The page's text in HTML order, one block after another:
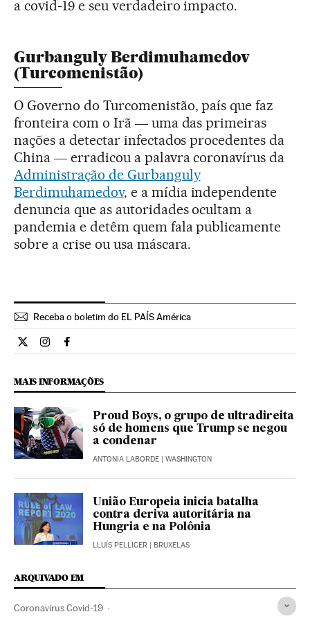
a covid-19 e seu verdadeiro impacto.
Gurbanguly Berdimuhamedov
(Turcomenistão)
O Governo do Turcomenistão, país que faz
fronteira com o Irã ― uma das primeiras
nações a detectar infectados procedentes da
China ― erradicou a palavra coronavírus da
Administração de Gurbanguly
Berdimuhamedov, e a mídia independente
denuncia que as autoridades ocultam a
pandemia e detêm quem fala publicamente
sobre a crise ou usa máscara.
Receba o boletim do EL PAÍS América
Internacional El País Brasil en Twitter
Internacional El País Brasil en Instagram
Internacional El País Brasil en Facebook
MAIS INFORMAÇÕES
Proud Boys, o grupo de ultradireita
só de homens que Trump se negou
a condenar
ANTONIA LABORDE | WASHINGTON
União Europeia inicia batalha
contra deriva autoritária na
Hungria e na Polônia
LLUÍS PELLICER | BRUXELAS
ARQUIVADO EM
Coronavirus Covid-19